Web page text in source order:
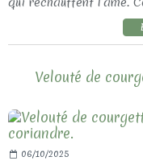
Velouté de
06/10/2025